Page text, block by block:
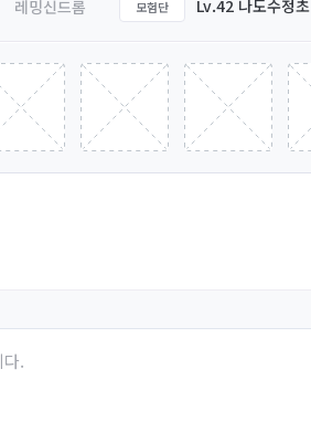
레밍신드롬 모험단 Lv.42 나도수정초
.